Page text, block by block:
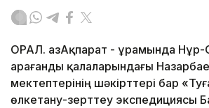
ОРАЛ. ҚазАқпарат - Құрамында
Қарағанды қалаларындағы
мектептерінің шәкірттері бар
өлкетану-зерттеу экспедициясы